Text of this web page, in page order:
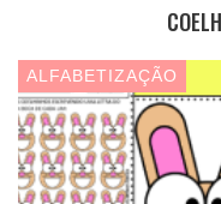
ALFABETIZAÇÃO